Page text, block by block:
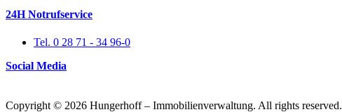
24H Notrufservice
Tel. 0 28 71 - 34 96-0
Social Media
Copyright © 2026 Hungerhoff – Immobilienverwaltung. All rights reserved.